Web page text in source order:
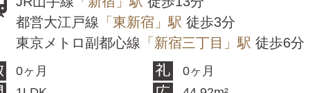
都営大江戸線 「東新宿」駅 徒歩3分
東京メトロ副都心線 「新宿三丁目」駅 徒歩6分
0ヶ月
0ヶ月